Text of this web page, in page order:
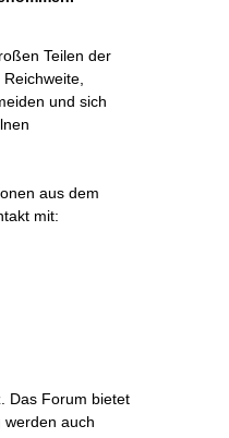
Teilen der
und sich
aus dem
mit:
Das Forum bietet
werden auch